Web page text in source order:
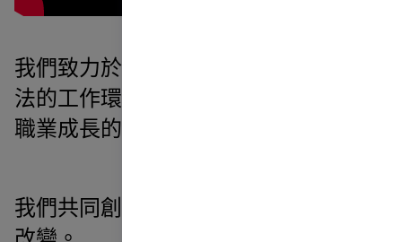
我們致力於打造一個欣賞你並歡迎你想
法的工作環境。我們提供支持你個人與
職業成長的發展機會。
我們共同創造我們希望在世界上看到的